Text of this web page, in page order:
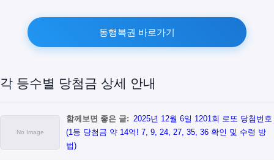
동행복권 바로가기
각 등수별 당첨금 상세 안내
함께보면 좋은 글: 2025년 12월 6일 1201회 로또 당첨번호
(1등 당첨금 약 14억! 7, 9, 24, 27, 35, 36 확인 및 수령 방
법)